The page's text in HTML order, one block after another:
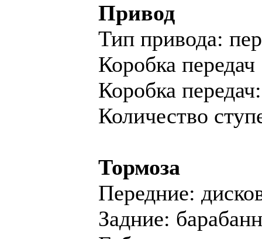
Привод
Тип привода:
Коробка передач
Коробка
Количество
Тормоза
Передние:
Задние: